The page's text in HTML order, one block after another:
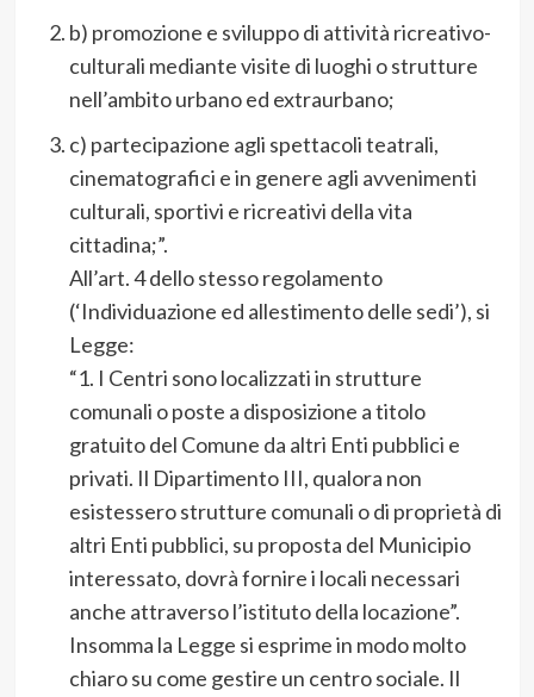
b) promozione e sviluppo di attività ricreativo-
culturali mediante visite di luoghi o strutture
nell’ambito urbano ed extraurbano;
c) partecipazione agli spettacoli teatrali,
cinematografici e in genere agli avvenimenti
culturali, sportivi e ricreativi della vita
cittadina;”.
All’art. 4 dello stesso regolamento
(‘Individuazione ed allestimento delle sedi’), si
Legge:
“1. I Centri sono localizzati in strutture
comunali o poste a disposizione a titolo
gratuito del Comune da altri Enti pubblici e
privati. Il Dipartimento III, qualora non
esistessero strutture comunali o di proprietà di
altri Enti pubblici, su proposta del Municipio
interessato, dovrà fornire i locali necessari
anche attraverso l’istituto della locazione”.
Insomma la Legge si esprime in modo molto
chiaro su come gestire un centro sociale. Il